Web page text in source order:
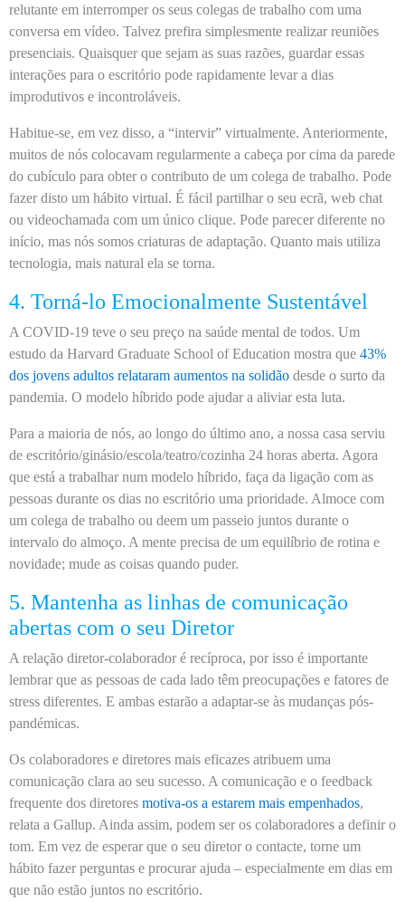
relutante em interromper os seus colegas de trabalho com uma
conversa em vídeo. Talvez prefira simplesmente realizar reuniões
presenciais. Quaisquer que sejam as suas razões, guardar essas
interações para o escritório pode rapidamente levar a dias
improdutivos e incontroláveis.
Habitue-se, em vez disso, a “intervir” virtualmente. Anteriormente,
muitos de nós colocavam regularmente a cabeça por cima da parede
do cubículo para obter o contributo de um colega de trabalho. Pode
fazer disto um hábito virtual. É fácil partilhar o seu ecrã, web chat
ou videochamada com um único clique. Pode parecer diferente no
início, mas nós somos criaturas de adaptação. Quanto mais utiliza
tecnologia, mais natural ela se torna.
4. Torná-lo Emocionalmente Sustentável
A COVID-19 teve o seu preço na saúde mental de todos. Um
estudo da Harvard Graduate School of Education mostra que 43%
dos jovens adultos relataram aumentos na solidão desde o surto da
pandemia. O modelo híbrido pode ajudar a aliviar esta luta.
Para a maioria de nós, ao longo do último ano, a nossa casa serviu
de escritório/ginásio/escola/teatro/cozinha 24 horas aberta. Agora
que está a trabalhar num modelo híbrido, faça da ligação com as
pessoas durante os dias no escritório uma prioridade. Almoce com
um colega de trabalho ou deem um passeio juntos durante o
intervalo do almoço. A mente precisa de um equilíbrio de rotina e
novidade; mude as coisas quando puder.
5. Mantenha as linhas de comunicação
abertas com o seu Diretor
A relação diretor-colaborador é recíproca, por isso é importante
lembrar que as pessoas de cada lado têm preocupações e fatores de
stress diferentes. E ambas estarão a adaptar-se às mudanças pós-
pandémicas.
Os colaboradores e diretores mais eficazes atribuem uma
comunicação clara ao seu sucesso. A comunicação e o feedback
frequente dos diretores motiva-os a estarem mais empenhados,
relata a Gallup. Ainda assim, podem ser os colaboradores a definir o
tom. Em vez de esperar que o seu diretor o contacte, torne um
hábito fazer perguntas e procurar ajuda – especialmente em dias em
que não estão juntos no escritório.